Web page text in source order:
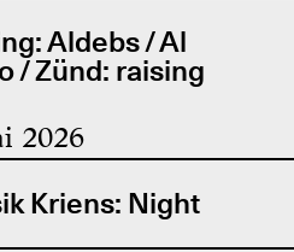
Aldebs / Al
/ Zünd: raising
2026
Kriens: Night